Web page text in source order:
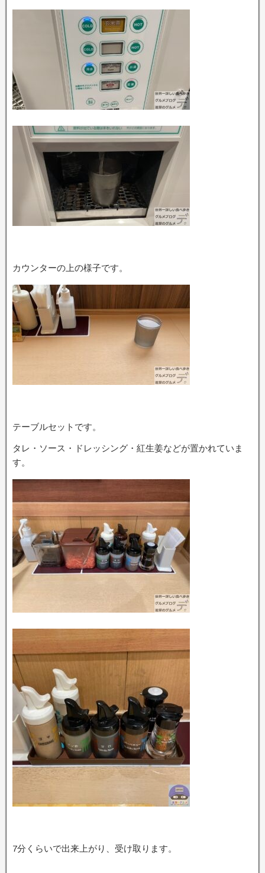
カウンターの上の様子です。
テーブルセットです。
タレ・ソース・ドレッシング・紅生姜などが置かれていま
す。
7分くらいで出来上がり、受け取ります。